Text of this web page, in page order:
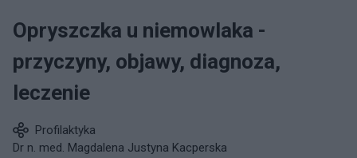
Opryszczka u niemowlaka -
przyczyny, objawy, diagnoza,
leczenie
Profilaktyka
Dr n. med. Magdalena Justyna Kacperska